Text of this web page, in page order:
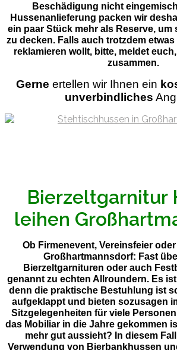
Beschädigung nicht
Hussenanlieferung packen wir
ein paar Stück mehr als Reserve, um
zu decken. Falls auch trotzdem
reklamieren wollt, bitte, meldet
zusammen.
Gerne ertellen wir Ihnen ein
unverbindliches
Bierzeltgarnitur
leihen
Ob Firmenevent, Vereinsfeier
Großhartmannsdorf: Fast
Bierzeltgarnituren oder auch
genannt zu echten Allroundern. Es
denn die praktische Bestuhlung ist
aufgeklappt und bieten sozusagen
Sitzgelegenheiten für viele
das Mobiliar in die Jahre gekommen
mehr gut aussieht? In diesem
Verwendung von Bierbankhussen